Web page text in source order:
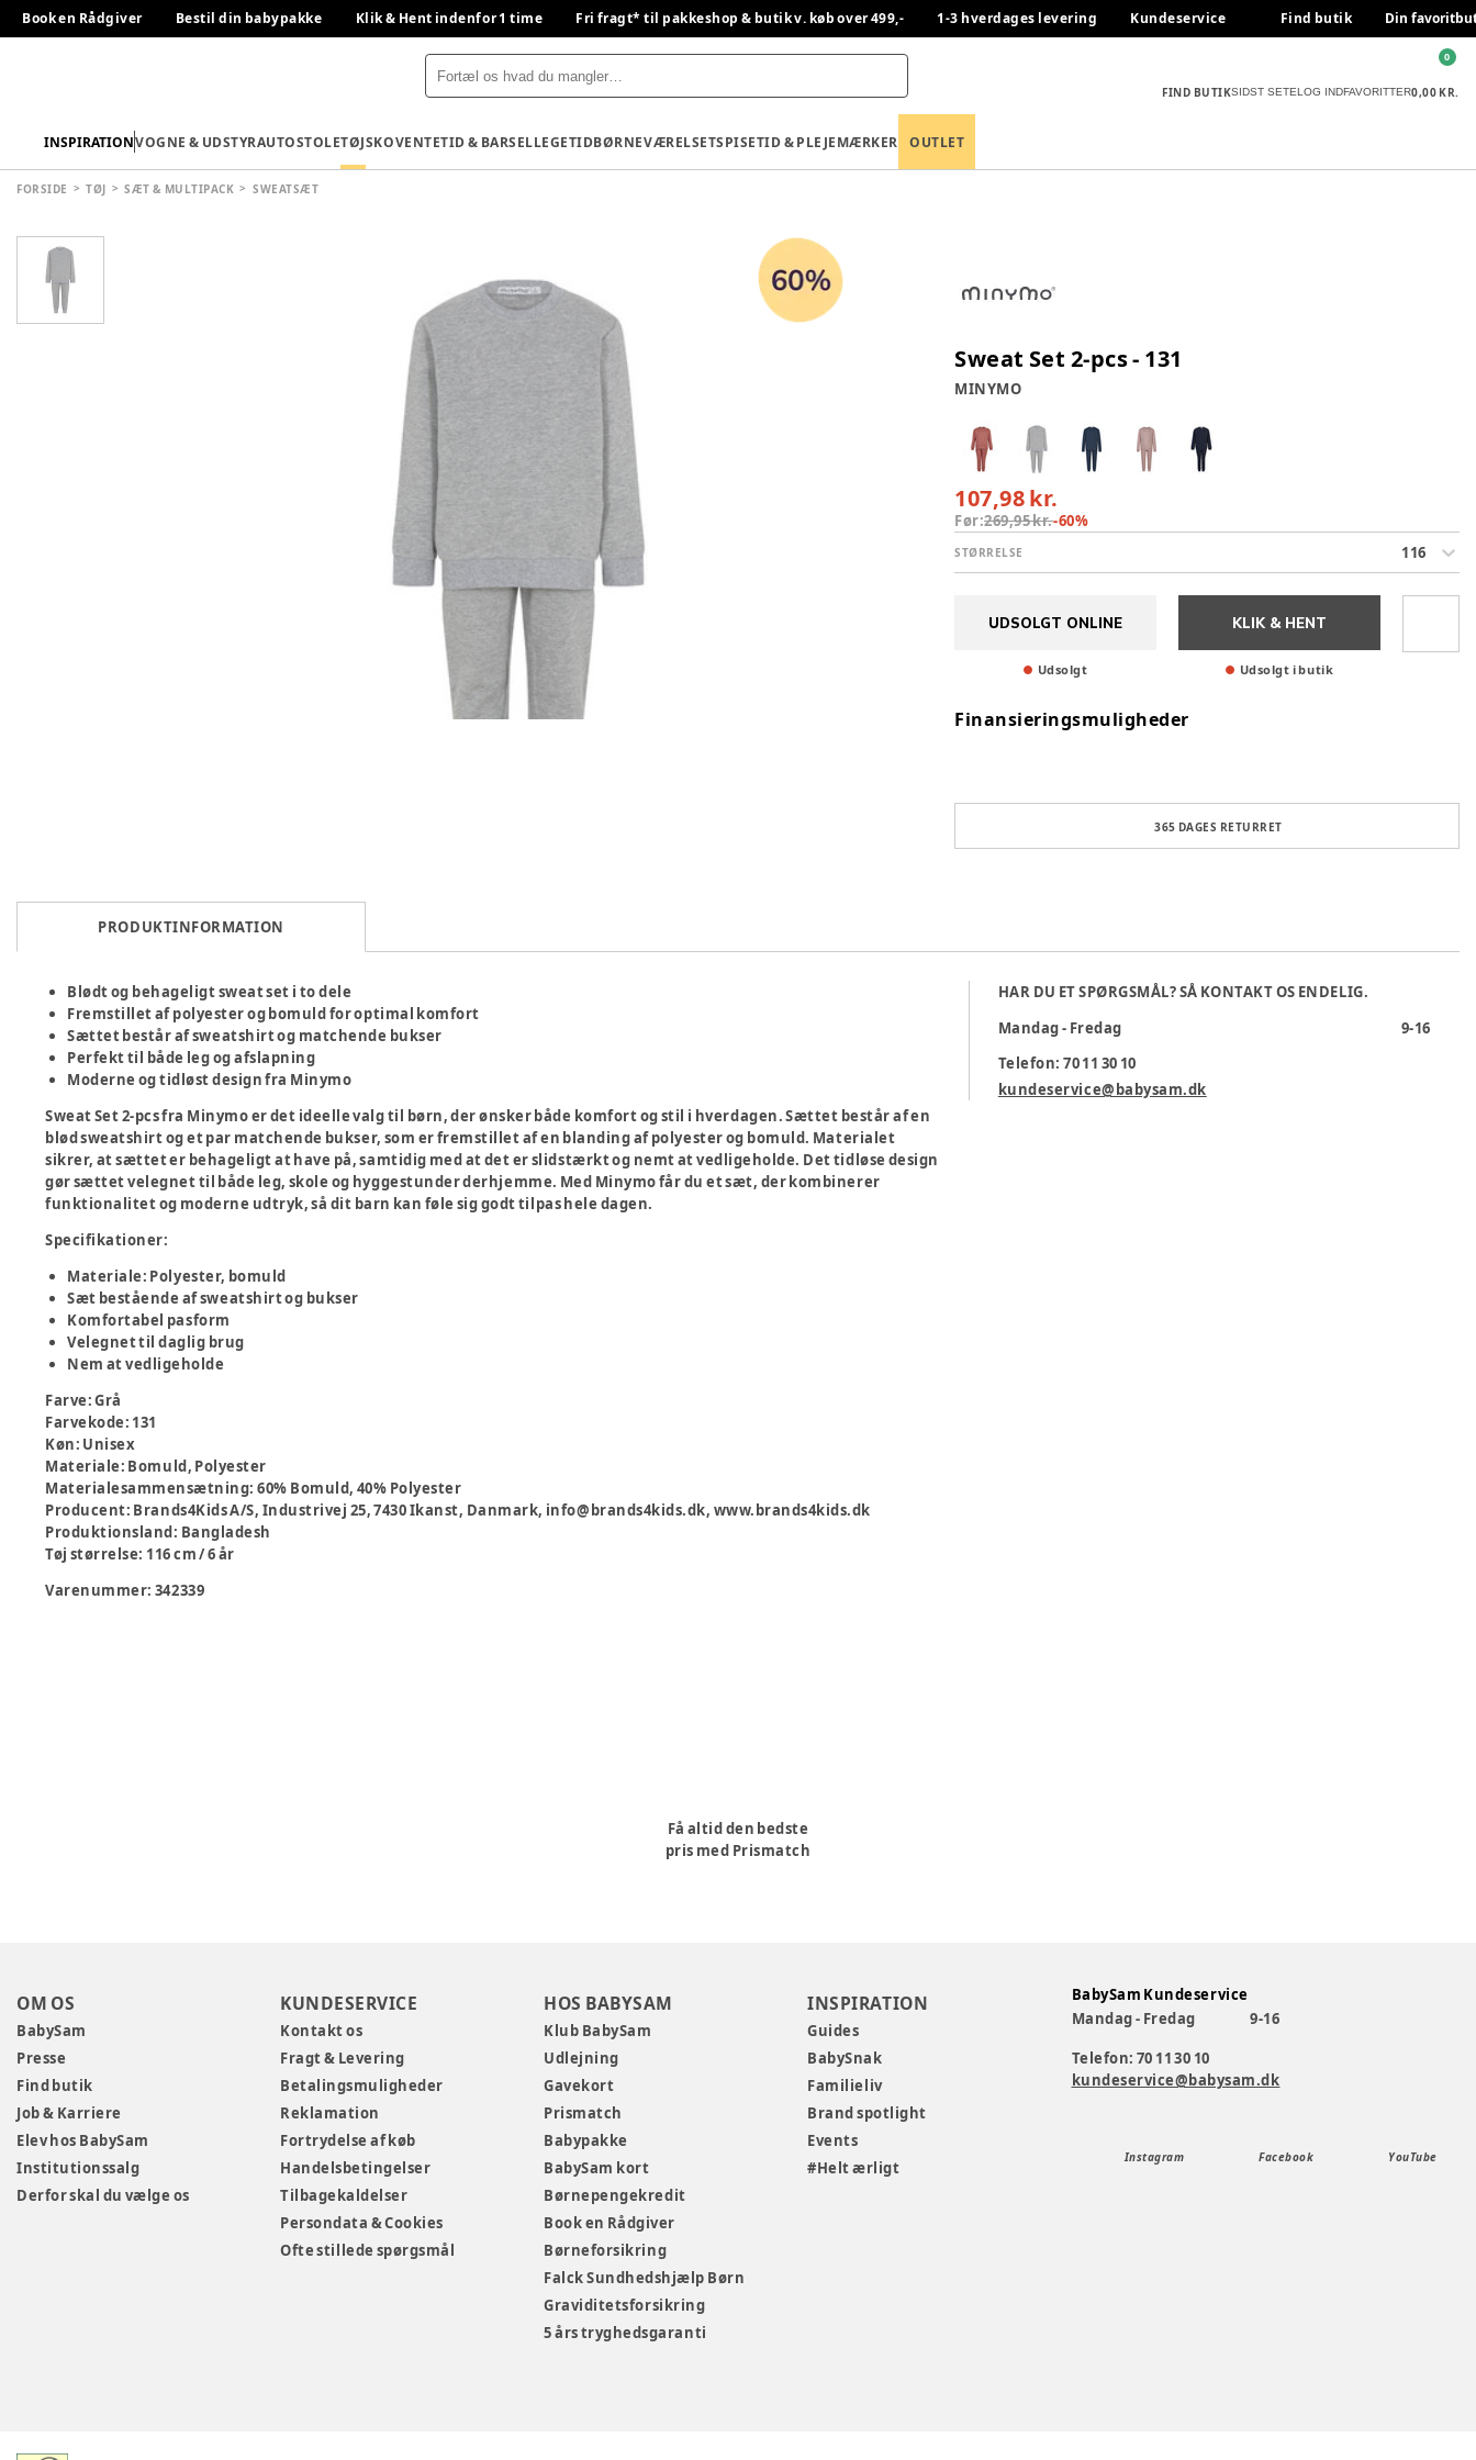
Book en Rådgiver Bestil din babypakke Klik & Hent indenfor 1 time Fri fragt* til pakkeshop & butik v. køb over 499,- 1-3 hverdages levering Kundeservice Find butik Din
FIND BUTIKSIDST SETELOG INDFAVORITTER0,00 KR.
0
INSPIRATIONVOGNE & UDSTYRAUTOSTOLETØJSKOVENTETID & BARSELLEGETIDBØRNEVÆRELSETSPISETID & PLEJEMÆRKER OUTLET
FORSIDE TØJ SÆT & MULTIPACK SWEATSÆT
Sweat Set 2-pcs - 131
MINYMO
107,98 kr.
Før:269,95 kr.-60%
STØRRELSE 116
UDSOLGT ONLINE
Udsolgt
KLIK & HENT
Udsolgt i butik
Finansieringsmuligheder
365 DAGES RETURRET
PRODUKTINFORMATION
Blødt og behageligt sweat set i to dele
Fremstillet af polyester og bomuld for optimal komfort
Sættet består af sweatshirt og matchende bukser
Perfekt til både leg og afslapning
Moderne og tidløst design fra Minymo
Sweat Set 2-pcs fra Minymo er det ideelle valg til børn, der ønsker både komfort og stil i hverdagen. Sættet består af en
blød sweatshirt og et par matchende bukser, som er fremstillet af en blanding af polyester og bomuld. Materialet
sikrer, at sættet er behageligt at have på, samtidig med at det er slidstærkt og nemt at vedligeholde. Det tidløse design
gør sættet velegnet til både leg, skole og hyggestunder derhjemme. Med Minymo får du et sæt, der kombinerer
funktionalitet og moderne udtryk, så dit barn kan føle sig godt tilpas hele dagen.
Specifikationer:
Materiale: Polyester, bomuld
Sæt bestående af sweatshirt og bukser
Komfortabel pasform
Velegnet til daglig brug
Nem at vedligeholde
Farve:Grå
Farvekode: 131
Køn: Unisex
Materiale: Bomuld, Polyester
Materialesammensætning:60% Bomuld, 40% Polyester
Producent: Brands4Kids A/S, Industrivej 25, 7430 Ikanst, Danmark, info@brands4kids.dk, www.brands4kids.dk
Produktionsland: Bangladesh
Tøj størrelse: 116 cm / 6 år
Varenummer: 342339
HAR DU ET SPØRGSMÅL? SÅ KONTAKT OS ENDELIG.
Mandag - Fredag
9-16
Telefon: 70 11 30 10
kundeservice@babysam.dk
Få altid den bedste
pris med Prismatch
OM OS
BabySam
Presse
Find butik
Job & Karriere
Elev hos BabySam
Institutionssalg
Derfor skal du vælge os
KUNDESERVICE
Kontakt os
Fragt & Levering
Betalingsmuligheder
Reklamation
Fortrydelse af køb
Handelsbetingelser
Tilbagekaldelser
Persondata & Cookies
Ofte stillede spørgsmål
HOS BABYSAM
Klub BabySam
Udlejning
Gavekort
Prismatch
Babypakke
BabySam kort
Børnepengekredit
Book en Rådgiver
Børneforsikring
Falck Sundhedshjælp Børn
Graviditetsforsikring
5 års tryghedsgaranti
INSPIRATION
Guides
BabySnak
Familieliv
Brand spotlight
Events
#Helt ærligt
BabySam Kundeservice
Mandag - Fredag
9-16
Telefon: 70 11 30 10
kundeservice@babysam.dk
Instagram Facebook YouTube